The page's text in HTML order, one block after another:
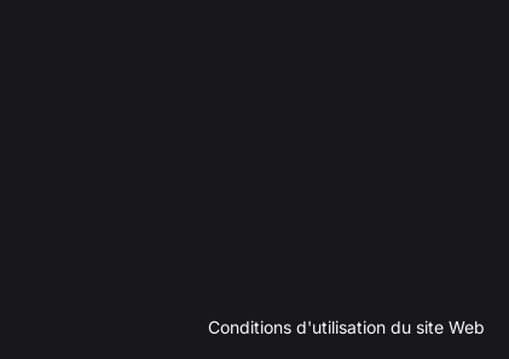
Conditions d'utilisation du site Web